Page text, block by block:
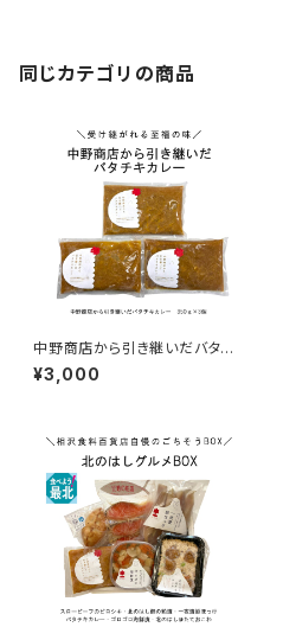
同じカテゴリの商品
中野商店から引き継いだバタチ
キカレー
¥3,000